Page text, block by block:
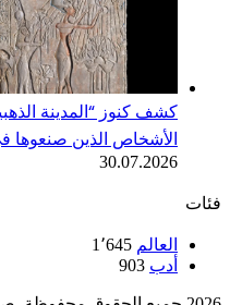
كشف كنوز “المدينة
الأشخاص الذين
30.07.2026
فئات
العالم 1٬645
أدب 903